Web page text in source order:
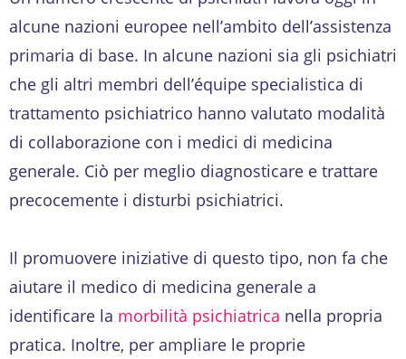
alcune nazioni europee nell’ambito dell’assistenza
primaria di base. In alcune nazioni sia gli psichiatri
che gli altri membri dell’équipe specialistica di
trattamento psichiatrico hanno valutato modalità
di collaborazione con i medici di medicina
generale. Ciò per meglio diagnosticare e trattare
precocemente i disturbi psichiatrici.
Il promuovere iniziative di questo tipo, non fa che
aiutare il medico di medicina generale a
identificare la morbilità psichiatrica nella propria
pratica. Inoltre, per ampliare le proprie